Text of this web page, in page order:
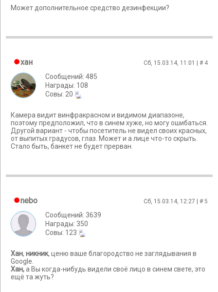
Может дополнительное средство дезинфекции?
хан Сб, 15.03.14, 11:01 | # 4
Сообщений: 485
Награды: 108
Cовы: 20
Камера видит винфракрасном и видимом диапазоне,
поэтому предположил, что в синем хуже, но могу ошибаться.
Другой вариант - чтобы посетитель не видел своих красных,
от выпитых градусов, глаз. Может и а лице что-то скрыть.
Стало быть, банкет не будет прерван.
nebo Сб, 15.03.14, 12:27 | #5
Сообщений: 3639
Награды: 350
Cовы: 123
Хан, никник, ценю ваше благородство не заглядывания в
Google.
Хан,а Вы когда-нибудь видели своё лицо в синем свете, это
ещё та жуть?